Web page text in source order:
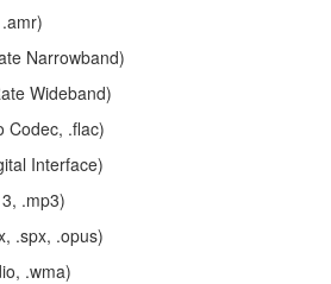
Narrowband)
Wideband)
Codec, .flac)
Interface)
.mp3)
.spx, .opus)
.wma)